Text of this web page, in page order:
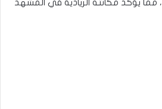
المرموقة Global Finance، مما يؤكد مكانته الريادية في المشهد